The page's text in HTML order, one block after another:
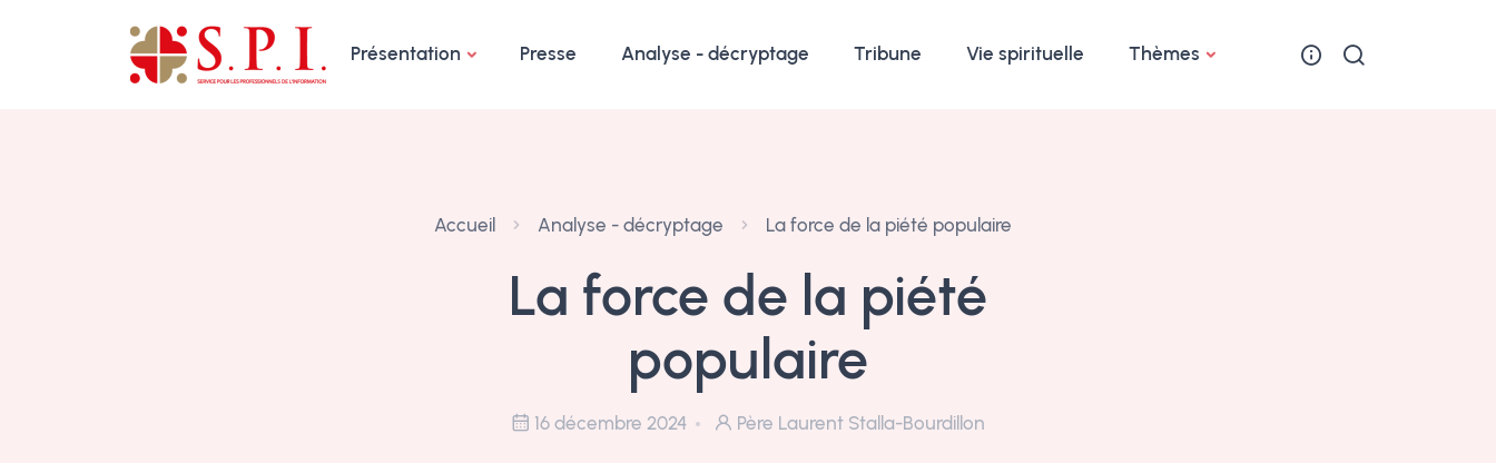
Présentation
Presse Analyse - décryptage Tribune Vie spirituelle Thèmes
Accueil Analyse - décryptage La force de la piété populaire
La force de la piété
populaire
16 décembre 2024 Père Laurent Stalla-Bourdillon